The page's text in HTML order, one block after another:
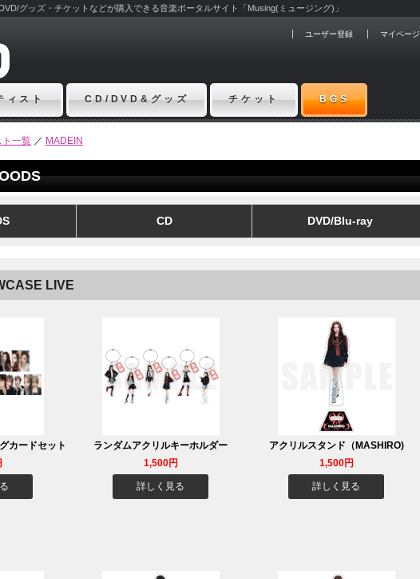
グッズ・チケットなどが購入できる音楽ポータルサイト「Musing(ミュージング)」
ユーザー登録 マイページ
ィスト CD/DVD&グッズ チケット BGS
ト一覧 ／ MADEIN
CD DVD/Blu-ray
LIVE
カードセット
ランダムアクリルキーホルダー
1,500円
詳しく見る
アクリルスタンド（MASHIRO)
1,500円
詳しく見る